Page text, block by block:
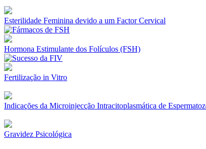
Esterilidade Feminina devido a um Factor Cervical
Hormona Estimulante dos Folículos (FSH)
Fertilização in Vitro
Indicações da Microinjecção Intracitoplasmática de
Gravidez Psicológica